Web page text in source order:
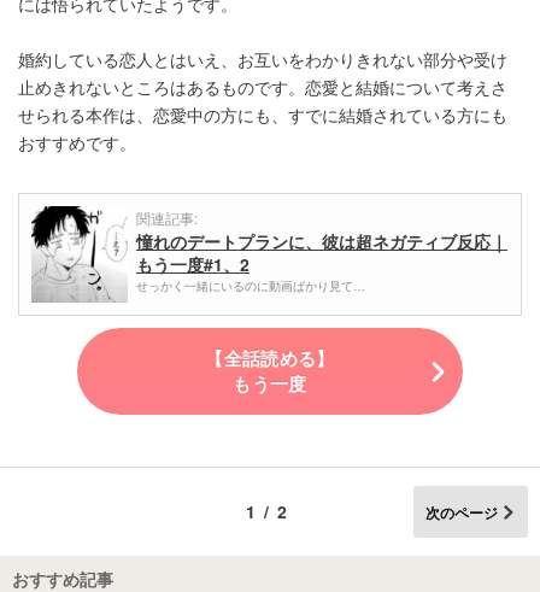
婚約している恋人とはいえ、お互いをわかりきれない部分や受け
止めきれないところはあるものです。恋愛と結婚について考えさ
せられる本作は、恋愛中の方にも、すでに結婚されている方にも
おすすめです。
関連記事:
憧れのデートプランに、彼は超ネガティブ反応｜
もう一度#1、2
せっかく一緒にいるのに動画ばかり見て…
【全話読める】
もう一度
1/2 次のページ
おすすめ記事